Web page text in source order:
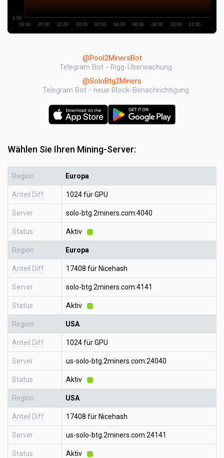
18:00 20:00 22:00 00:00 02:00 04:00 06:00 08:00 10:00 12:00
1.50
@Pool2MinersBot
Telegram Bot - Rigg-Überwachung
@SoloBtg2Miners
Telegram Bot - neue Block-Benachrichtigung
Wählen Sie Ihren Mining-Server:
Region Europa
Anteil Diff 1024 für GPU
Server solo-btg.2miners.com:4040
Status Aktiv
Region Europa
Anteil Diff 17408 für Nicehash
Server solo-btg.2miners.com:4141
Status Aktiv
Region USA
Anteil Diff 1024 für GPU
Server us-solo-btg.2miners.com:24040
Status Aktiv
Region USA
Anteil Diff 17408 für Nicehash
Server us-solo-btg.2miners.com:24141
Status Aktiv